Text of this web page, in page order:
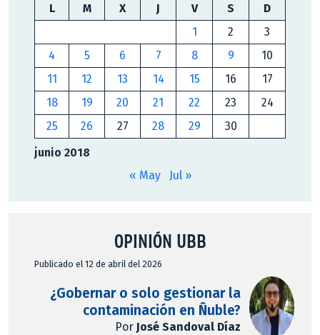
junio 2018
L M X J V S
D
1
2
3
4
5 6 7 8 9
10
11
12 13 14 15 16
17
18
19 20 21 22 23
24
25
26 27 28 29 30
« May Jul »
OPINIÓN UBB
Publicado el 12 de abril del 2026
¿Gobernar o solo gestionar la
contaminación en Ñuble?
Por José Sandoval Díaz